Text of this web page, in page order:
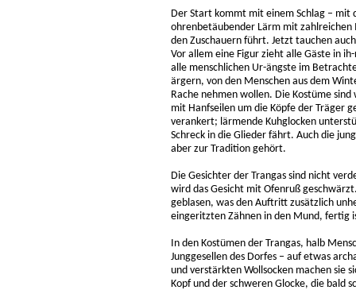
Der Start kommt mit einem Schlag – mit
ohrenbetäubender Lärm mit zahlreichen
den Zuschauern führt. Jetzt tauchen
Vor allem eine Figur zieht alle Gäste in
alle menschlichen Ur-ängste im
ärgern, von den Menschen aus dem
Rache nehmen wollen. Die Kostüme
mit Hanfseilen um die Köpfe der Träger
verankert; lärmende Kuhglocken
Schreck in die Glieder fährt. Auch die
aber zur Tradition gehört.
Die Gesichter der Trangas sind nicht
wird das Gesicht mit Ofenruß
geblasen, was den Auftritt zusätzlich
eingeritzten Zähnen in den Mund, fertig
In den Kostümen der Trangas, halb
Junggesellen des Dorfes – auf etwas
und verstärkten Wollsocken machen sie
Kopf und der schweren Glocke, die bald